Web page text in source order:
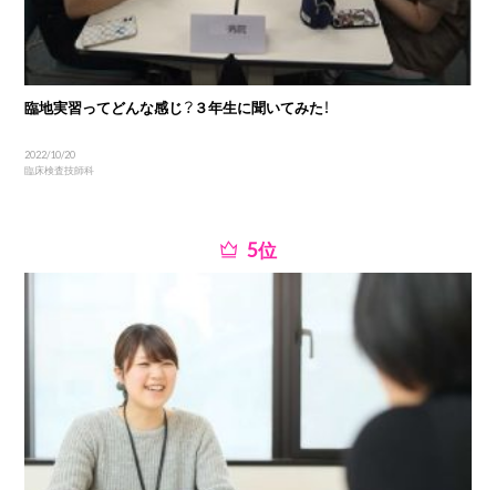
臨地実習ってどんな感じ？３年生に聞いてみた！
2022/10/20
臨床検査技師科
位